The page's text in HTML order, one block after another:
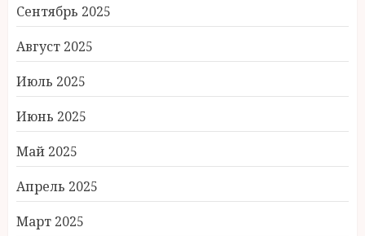
Сентябрь 2025
Август 2025
Июль 2025
Июнь 2025
Май 2025
Апрель 2025
Март 2025